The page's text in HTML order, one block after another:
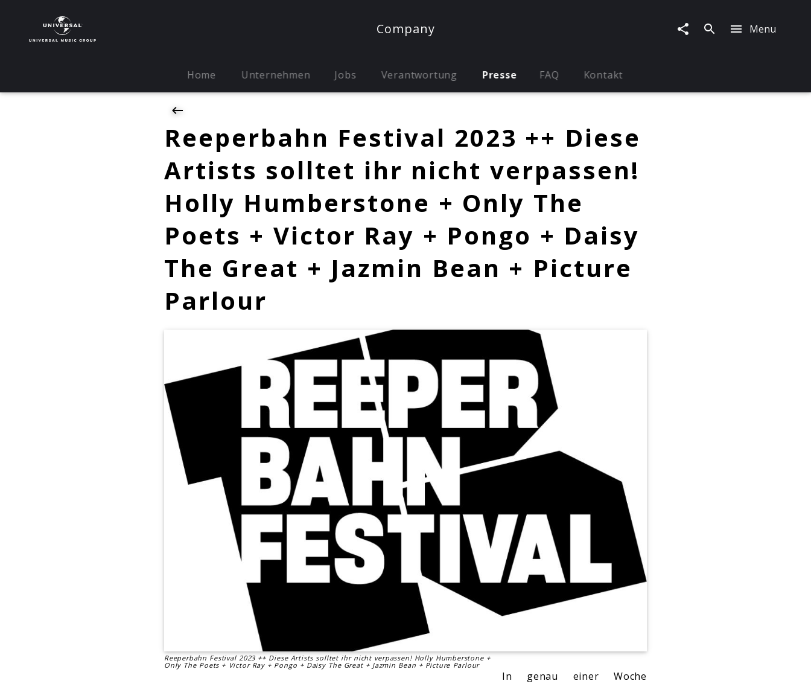
Company Menu
Home Unternehmen Jobs Verantwortung Presse FAQ Kontakt
Reeperbahn Festival 2023 ++ Diese
Artists solltet ihr nicht verpassen!
Holly Humberstone + Only The
Poets + Victor Ray + Pongo + Daisy
The Great + Jazmin Bean + Picture
Parlour
Reeperbahn Festival 2023 ++ Diese Artists solltet ihr nicht verpassen! Holly Humberstone +
Only The Poets + Victor Ray + Pongo + Daisy The Great + Jazmin Bean + Picture Parlour
In genau einer Woche